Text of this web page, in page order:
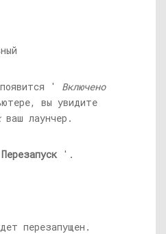
' Включено
вы увидите
ваш лаунчер.
Перезапуск'.
перезапущен.